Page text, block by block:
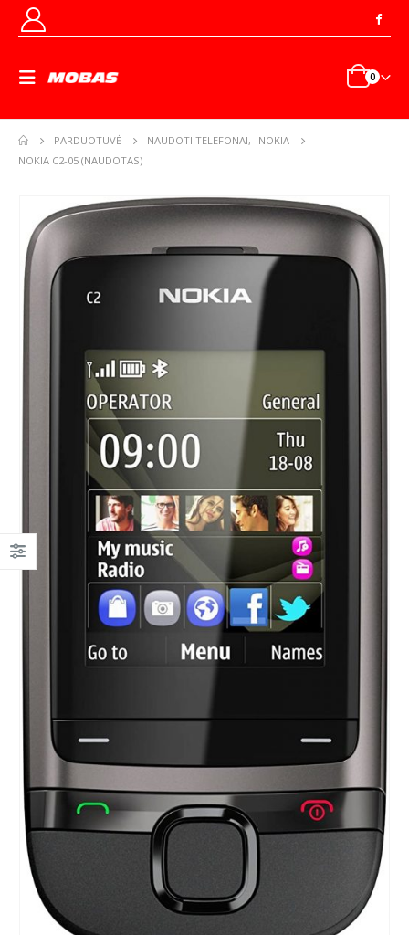
0
PARDUOTUVĖ NAUDOTI TELEFONAI,
NOKIA
NOKIA C2-05 (NAUDOTAS)